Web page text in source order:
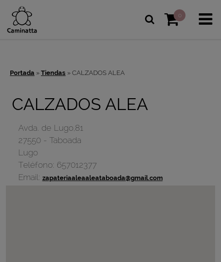
0
Portada » Tiendas » CALZADOS ALEA
CALZADOS ALEA
Avda. de Lugo,81
27550- Taboada
Lugo
Teléfono: 657012377
Email: zapateriaaleaaleataboada@gmail.com